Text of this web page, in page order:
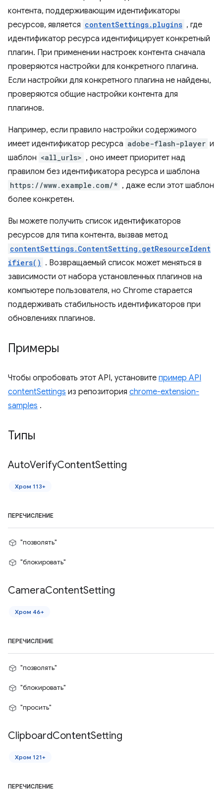
контента, поддерживающим идентификаторы
ресурсов, является contentSettings.plugins , где
идентификатор ресурса идентифицирует конкретный
плагин. При применении настроек контента сначала
проверяются настройки для конкретного плагина.
Если настройки для конкретного плагина не найдены,
проверяются общие настройки контента для
плагинов.
Например, если правило настройки содержимого
имеет идентификатор ресурса adobe-flash-player и
шаблон <all_urls> , оно имеет приоритет над
правилом без идентификатора ресурса и шаблона
https://www.example.com/* , даже если этот шаблон
более конкретен.
Вы можете получить список идентификаторов
ресурсов для типа контента, вызвав метод
contentSettings.ContentSetting.getResourceIdent
ifiers() . Возвращаемый список может меняться в
зависимости от набора установленных плагинов на
компьютере пользователя, но Chrome старается
поддерживать стабильность идентификаторов при
обновлениях плагинов.
Примеры
Чтобы опробовать этот API, установите пример API
contentSettings из репозитория chrome-extension-
samples .
Типы
AutoVerifyContentSetting
Хром 113+
ПЕРЕЧИСЛЕНИЕ
"позволять"
"блокировать"
CameraContentSetting
Хром 46+
ПЕРЕЧИСЛЕНИЕ
"позволять"
"блокировать"
"просить"
ClipboardContentSetting
Хром 121+
ПЕРЕЧИСЛЕНИЕ